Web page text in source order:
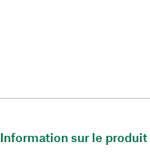
Information sur le produit